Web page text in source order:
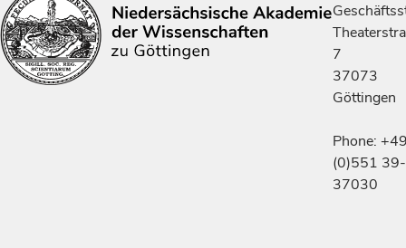
7
37073
Göttingen
Phone:
(0)551 39-
37030